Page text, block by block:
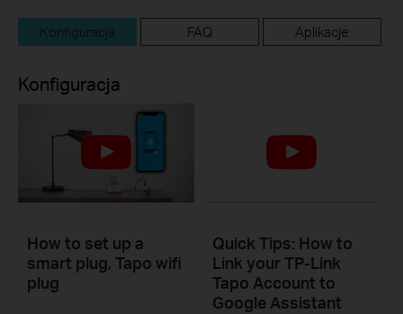
Konfiguracja FAQ Aplikacje
Konfiguracja
How to set up a
smart plug, Tapo wifi
plug
Quick Tips: How to
Link your TP-Link
Tapo Account to
Google Assistant